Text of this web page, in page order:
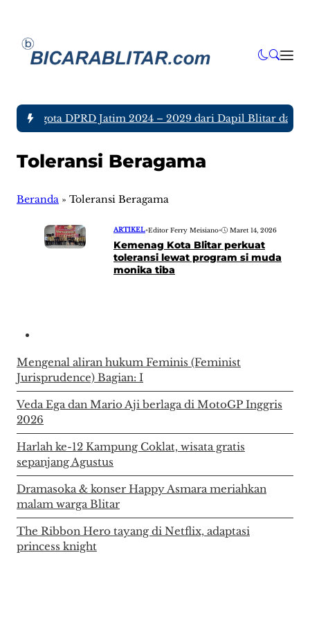
Anggota DPRD Jatim 2024 – 2029 dari Dapil Blitar dan
Toleransi Beragama
Beranda » Toleransi Beragama
ARTIKEL•Editor Ferry Meisiano• Maret 14, 2026
Kemenag Kota Blitar perkuat
toleransi lewat program si muda
monika tiba
Mengenal aliran hukum Feminis (Feminist
Jurisprudence) Bagian: I
Veda Ega dan Mario Aji berlaga di MotoGP Inggris
2026
Harlah ke-12 Kampung Coklat, wisata gratis
sepanjang Agustus
Dramasoka & konser Happy Asmara meriahkan
malam warga Blitar
The Ribbon Hero tayang di Netflix, adaptasi
princess knight